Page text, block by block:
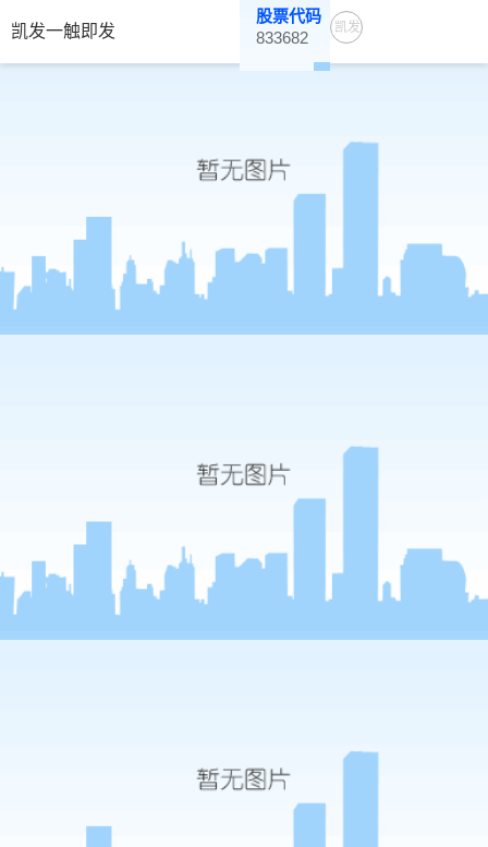
凯发一触即发
股票代码
833682
凯发